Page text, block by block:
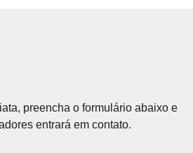
preencha o formulário abaixo e
entrará em contato.